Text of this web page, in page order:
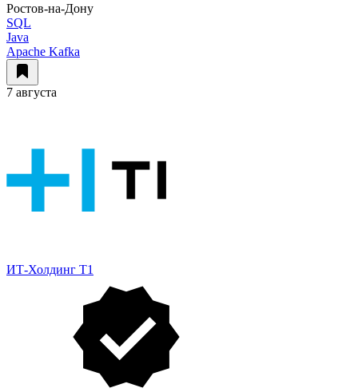
Ростов-на-Дону
SQL
Java
Apache Kafka
7 августа
ИТ-Холдинг Т1